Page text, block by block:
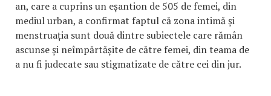
an, care a cuprins un eșantion de 505 de femei, din
mediul urban, a confirmat faptul că zona intimă și
menstruația sunt două dintre subiectele care rămân
ascunse și neîmpărtășite de către femei, din teama de
a nu fi judecate sau stigmatizate de către cei din jur.